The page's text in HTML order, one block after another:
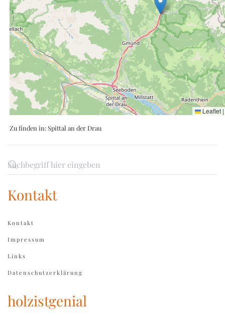
Leaflet |
Zu finden in:Spittal an der Drau
Kontakt
Kontakt
Impressum
Links
Datenschutzerklärung
holzistgenial